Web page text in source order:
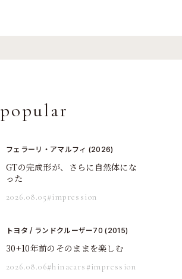
フェラーリ・アマルフィ (2026)
GTの完成形が、さらに自然体にな
った
2026.08.05#impression
トヨタ / ランドクルーザー70 (2015)
30+10年前のそのままを楽しむ
2026.08.06#hinacars #impression